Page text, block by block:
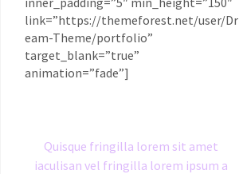
link=”https://themeforest.net/user/Dr
eam-Theme/portfolio”
target_blank=”true”
animation=”fade”]
Quisque fringilla lorem sit amet
iaculisan vel fringilla lorem ipsum a